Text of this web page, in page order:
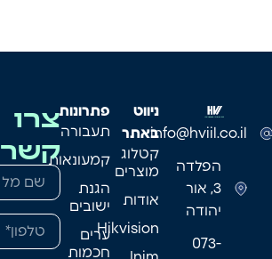
info@hviil.co.il
הפלדה
3, אור
יהודה
073-
ניווט
באתר
קטלוג
מוצרים
אודות
Hikvision
פתרונות
תעבורה
קמעונאות
הגנת
ישובים
ערים
חכמות
צרו
קשר